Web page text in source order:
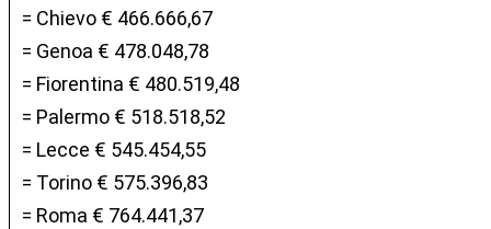
= Chievo € 466.666,67
= Genoa € 478.048,78
= Fiorentina € 480.519,48
= Palermo € 518.518,52
= Lecce € 545.454,55
= Torino € 575.396,83
= Roma € 764.441,37